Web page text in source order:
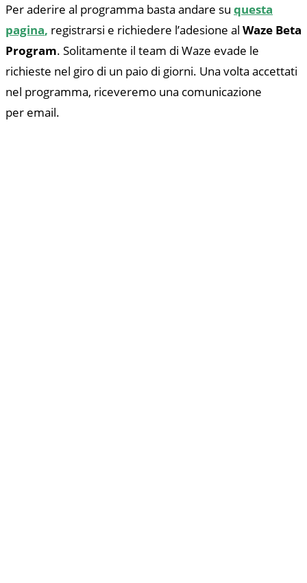
Per aderire al programma basta andare su questa
pagina, registrarsi e richiedere l’adesione al Waze Beta
Program. Solitamente il team di Waze evade le
richieste nel giro di un paio di giorni. Una volta accettati
nel programma, riceveremo una comunicazione
per email.